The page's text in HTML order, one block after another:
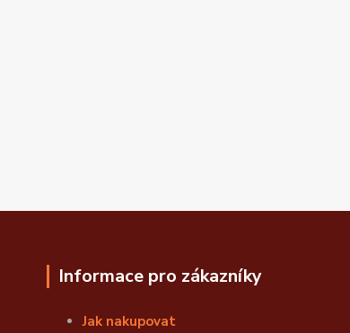
Informace pro zákazníky
Jak nakupovat